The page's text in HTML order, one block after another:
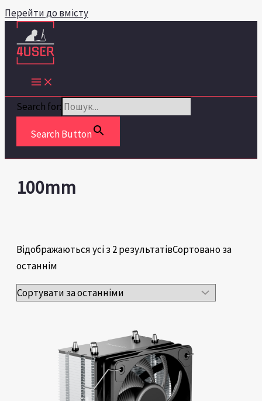
Перейти до вмісту
Search for:
Search Button
100mm
Відображаються усі з 2 результатівСортовано за
останнім